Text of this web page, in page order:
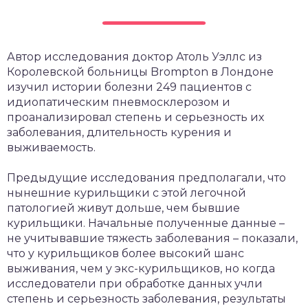
Автор исследования доктор Атоль Уэллс из
Королевской больницы Brompton в Лондоне
изучил истории болезни 249 пациентов с
идиопатическим пневмосклерозом и
проанализировал степень и серьезность их
заболевания, длительность курения и
выживаемость.
Предыдущие исследования предполагали, что
нынешние курильщики с этой легочной
патологией живут дольше, чем бывшие
курильщики. Начальные полученные данные –
не учитывавшие тяжесть заболевания – показали,
что у курильщиков более высокий шанс
выживания, чем у экс-курильщиков, но когда
исследователи при обработке данных учли
степень и серьезность заболевания, результаты